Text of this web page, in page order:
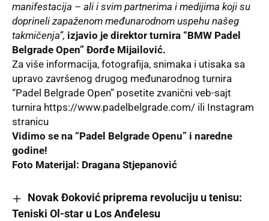
manifestacija – ali i svim partnerima i medijima koji su
doprineli zapaženom međunarodnom uspehu našeg
takmičenja”, izjavio je direktor turnira “BMW Padel
Belgrade Open” Đorđe Mijailović.
Za više informacija, fotografija, snimaka i utisaka sa
upravo završenog drugog međunarodnog turnira
“Padel Belgrade Open” posetite zvanični veb-sajt
turnira https://www.padelbelgrade.com/ ili Instagram
stranicu
Vidimo se na “Padel Belgrade Openu” i naredne
godine!
Foto Materijal: Dragana Stjepanović
Novak Đoković priprema revoluciju u tenisu:
Teniski Ol-star u Los Anđelesu